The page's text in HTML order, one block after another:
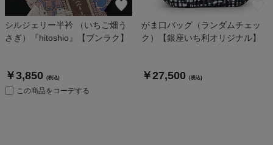
シルジェリー半衿 （いちご畑う
さぎ）『hitoshio』【ブンラク】
￥3,850 (税込)
この商品をコーデする
がま口バッグ（ランダムチェッ
ク）【銀座いち利オリジナル】
￥27,500 (税込)